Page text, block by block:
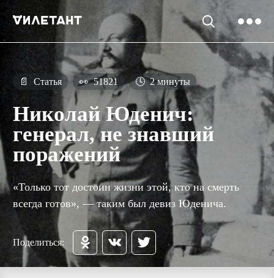
📄 Статья 👀 51821 🕓 2 минуты
Николай Юденич:
генерал, не знавший
поражений
«Только тот достоин жизни этой, кто на смерть
всегда готов», — таким был девиз Юденича.
Поделиться: